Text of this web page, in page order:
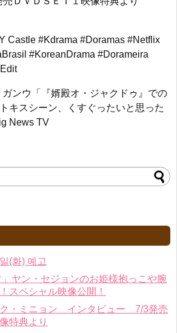
Castle #Kdrama #Doramas #Netflix
#KoreanDrama #Dorameira
ガンウ「『婿殿オ・ジャクドゥ』での
キスシーン、くすぐったいと思った
News TV
(화) 예고
」ヤン・セジョンのお姫様抱っこや腕
スペシャル映像公開！
ク・ミニョン インタビュー 7/3発売
特典より